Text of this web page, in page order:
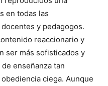
en todas las
y pedagogos.
reaccionario y
ser más sofisticados y
enseñanza tan
ciega. Aunque